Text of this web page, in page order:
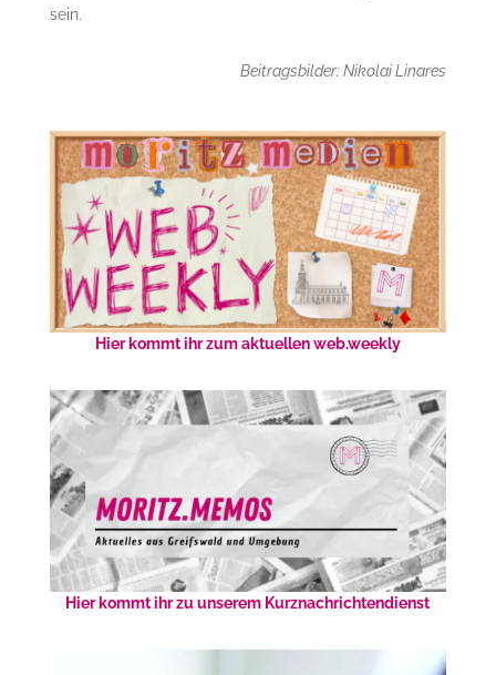
sein.
Beitragsbilder: Nikolai Linares
Hier kommt ihr zum aktuellen web.weekly
Hier kommt ihr zu unserem Kurznachrichtendienst